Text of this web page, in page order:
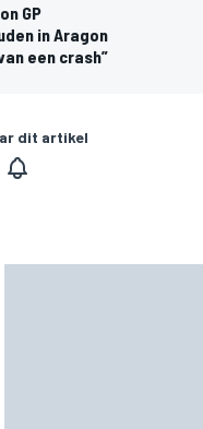
GP
in Aragon
een crash”
dit artikel